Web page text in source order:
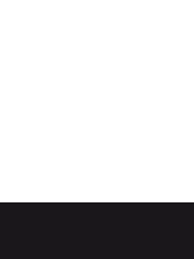
of mail ons dan